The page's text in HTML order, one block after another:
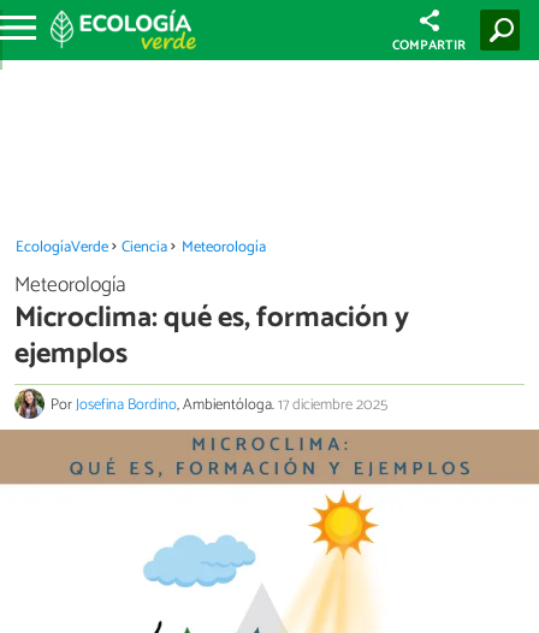
COMPARTIR
EcologíaVerde Ciencia Meteorología
Meteorología
Microclima: qué es, formación y
ejemplos
PorJosefina Bordino, Ambientóloga.17 diciembre 2025